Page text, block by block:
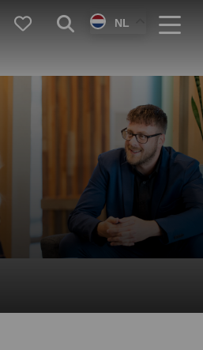
FavorietenZoekenNL